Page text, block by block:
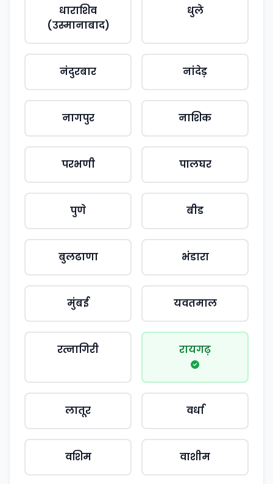
धाराशिव
(उस्मानाबाद)
धुले
नंदुरबार नांदेड़
नागपुर नाशिक
परभणी पालघर
पुणे बीड
बुलढाणा भंडारा
मुंबई यवतमाल
रत्नागिरी रायगढ़
लातूर वर्धा
वशिम वाशीम